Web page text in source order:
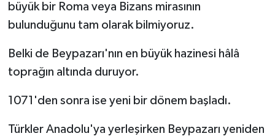
büyük bir Roma veya Bizans mirasının
bulunduğunu tam olarak bilmiyoruz.
Belki de Beypazarı'nın en büyük hazinesi hâlâ
toprağın altında duruyor.
1071'den sonra ise yeni bir dönem başladı.
Türkler Anadolu'ya yerleşirken Beypazarı yeniden